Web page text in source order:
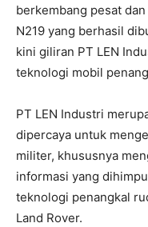
berkembang pesat
N219 yang berhasil
kini giliran PT LEN
teknologi mobil
PT LEN Industri
dipercaya untuk
militer, khususnya
informasi yang
teknologi penangkal
Land Rover.